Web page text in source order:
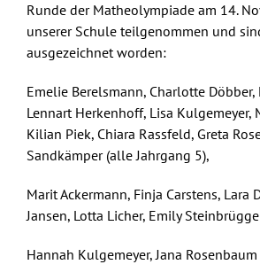
Runde der Matheolympiade am 14.
unserer Schule teilgenommen und
ausgezeichnet worden:
Emelie Berelsmann, Charlotte Döbber,
Lennart Herkenhoff, Lisa Kulgemeyer,
Kilian Piek, Chiara Rassfeld, Greta
Sandkämper (alle Jahrgang 5),
Marit Ackermann, Finja Carstens, Lara
Jansen, Lotta Licher, Emily
Hannah Kulgemeyer, Jana